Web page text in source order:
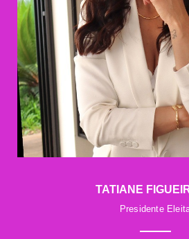
TATIANE
Presidente